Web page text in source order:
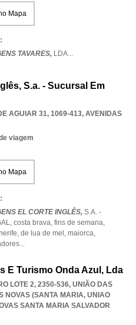
Mapa
TAVARES, LDA...
S.a. - Sucursal Em
AGUIAR 31, 1069-413, AVENIDAS
viagem
Mapa
EL CORTE INGLÊS, S.A. -
costa brava, fins de semana,
de lua de mel, maiorca,
...
E Turismo Onda Azul, Lda
LOTE 2, 2350-536, UNIÃO DAS
NOVAS (SANTA MARIA, UNIAO
SANTA MARIA SALVADOR